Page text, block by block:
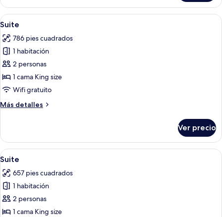
individual
Abrir
todas
las
fotos
de
Suite
Un dormitorio con una cama
10
Suite
786 pies cuadrados
1 habitación
2 personas
1 cama King size
Wifi gratuito
Más detalles
Más
Ver precio
Abrir
todas
las
fotos
de
Suite
Una sala de estar acogedora con
14
Suite
657 pies cuadrados
1 habitación
2 personas
1 cama King size